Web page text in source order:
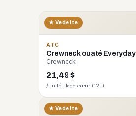
★ Vedette
ATC
Crewneck ouaté Everyday
Crewneck
21,49 $
/unité · logo cœur (12+)
★ Vedette